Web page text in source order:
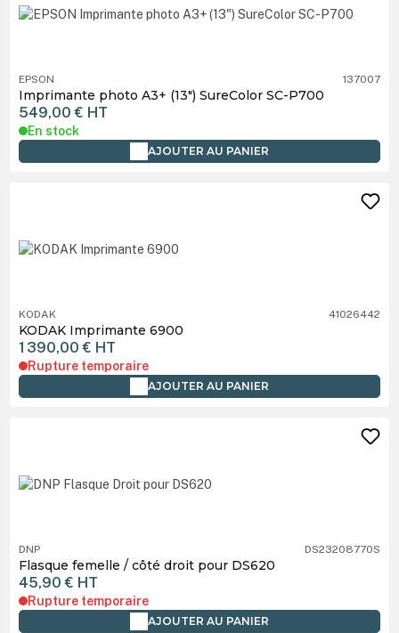
EPSON 137007
Imprimante photo A3+ (13") SureColor SC-P700
549,00 € HT
En stock
AJOUTER AU PANIER
KODAK 41026442
KODAK Imprimante 6900
1 390,00 € HT
Rupture temporaire
AJOUTER AU PANIER
DNP DS23208770S
Flasque femelle / côté droit pour DS620
45,90 € HT
Rupture temporaire
AJOUTER AU PANIER